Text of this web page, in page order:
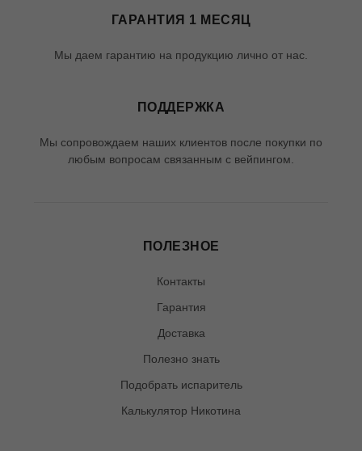
ГАРАНТИЯ 1 МЕСЯЦ
Мы даем гарантию на продукцию лично от нас.
ПОДДЕРЖКА
Мы сопровождаем наших клиентов после покупки по
любым вопросам связанным с вейпингом.
ПОЛЕЗНОЕ
Контакты
Гарантия
Доставка
Полезно знать
Подобрать испаритель
Калькулятор Никотина